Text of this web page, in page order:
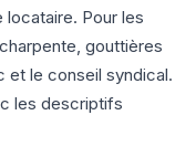
Pour les
gouttières
et le conseil syndical.
les descriptifs